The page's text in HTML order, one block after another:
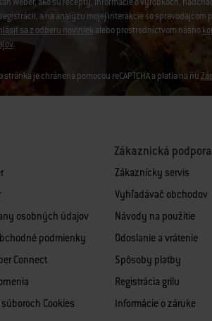
Weber, ako sú recepty, informácie o výrobkoch,
a na analýzu mojej interakcie so
sa z odberu noviniekalebo prostredníctvom nášho
.
stránka je chránená pomocou reCAPTCHA a platia na ňu
osobných údajov
podmienky
Connect
Cookies
Zákaznická podpora
Zákaznícky servis
Vyhľadávač obchodov
Návody na použitie
Odoslanie a vrátenie
Spôsoby platby
Registrácia grilu
Informácie o záruke